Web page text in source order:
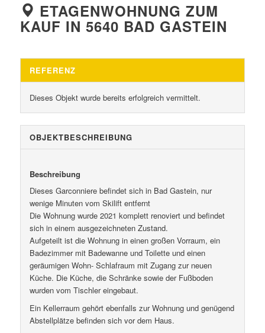
ETAGENWOHNUNG ZUM
KAUF IN 5640 BAD GASTEIN
REFERENZ
Dieses Objekt wurde bereits erfolgreich vermittelt.
OBJEKT­BESCHREIBUNG
Beschreibung
Dieses Garconniere befindet sich in Bad Gastein, nur
wenige Minuten vom Skilift entfernt
Die Wohnung wurde 2021 komplett renoviert und befindet
sich in einem ausgezeichneten Zustand.
Aufgeteilt ist die Wohnung in einen großen Vorraum, ein
Badezimmer mit Badewanne und Toilette und einen
geräumigen Wohn- Schlafraum mit Zugang zur neuen
Küche. Die Küche, die Schränke sowie der Fußboden
wurden vom Tischler eingebaut.
Ein Kellerraum gehört ebenfalls zur Wohnung und genügend
Abstellplätze befinden sich vor dem Haus.